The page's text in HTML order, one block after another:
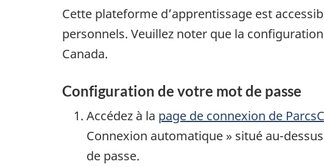
Cette plateforme d’apprentissage est
personnels. Veuillez noter que la
Canada.
Configuration de votre mot de passe
Accédez à la page de connexion de
Connexion automatique » situé au-
de passe.